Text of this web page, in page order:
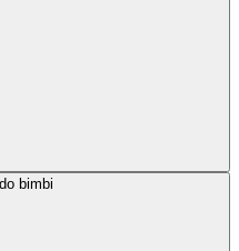
bimbi